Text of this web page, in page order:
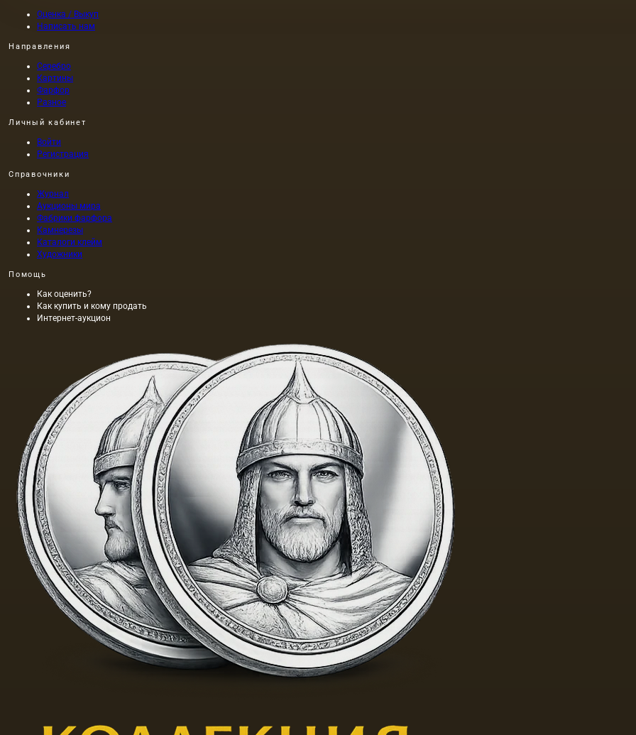
Оценка / Выкуп
Написать нам
Направления
Серебро
Картины
Фарфор
Разное
Личный кабинет
Войти
Регистрация
Справочники
Журнал
Аукционы мира
Фабрики фарфора
Камнерезы
Каталоги клейм
Художники
Помощь
Как оценить?
Как купить и кому продать
Интернет-аукцион